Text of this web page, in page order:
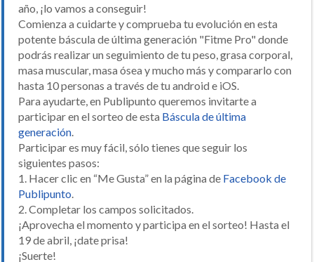
año, ¡lo vamos a conseguir!
Comienza a cuidarte y comprueba tu evolución en esta
potente báscula de última generación "Fitme Pro" donde
podrás realizar un seguimiento de tu peso, grasa corporal,
masa muscular, masa ósea y mucho más y compararlo con
hasta 10 personas a través de tu android e iOS.
Para ayudarte, en Publipunto queremos invitarte a
participar en el sorteo de esta Báscula de última
generación.
Participar es muy fácil, sólo tienes que seguir los
siguientes pasos:
1. Hacer clic en “Me Gusta” en la página de Facebook de
Publipunto.
2. Completar los campos solicitados.
¡Aprovecha el momento y participa en el sorteo! Hasta el
19 de abril, ¡date prisa!
¡Suerte!